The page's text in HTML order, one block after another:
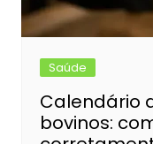
Saúde
Calendário
bovinos: